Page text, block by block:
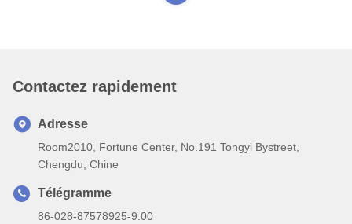
Contactez rapidement
Adresse
Room2010, Fortune Center, No.191 Tongyi Bystreet,
Chengdu, Chine
Télégramme
86-028-87578925-9:00